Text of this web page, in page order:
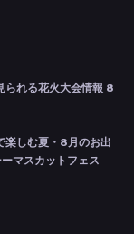
られる花火大会情報 8
楽しむ夏・8月のお出
マスカットフェス